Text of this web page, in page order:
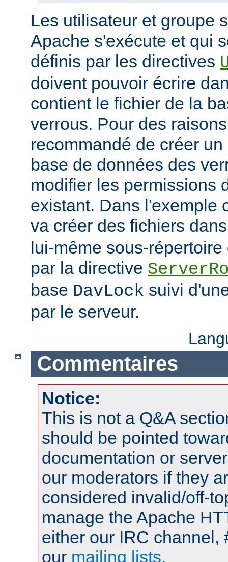
Les utilisateur et groupe
Apache s'exécute et qui
définis par les directives
doivent pouvoir écrire
contient le fichier de la
verrous. Pour des
recommandé de créer
base de données des
modifier les permissions
existant. Dans l'exemple
va créer des fichiers
lui-même sous-
par la directive
base DavLock suivi
par le serveur.
Commentaires
Notice:
This is not a Q&A
should be pointed
documentation or
our moderators if they
considered invalid/off-
manage the Apache
either our IRC channel,
our mailing lists.